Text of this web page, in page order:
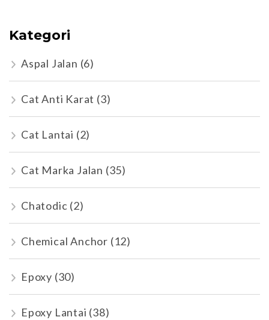
Kategori
Aspal Jalan (6)
Cat Anti Karat (3)
Cat Lantai (2)
Cat Marka Jalan (35)
Chatodic (2)
Chemical Anchor (12)
Epoxy (30)
Epoxy Lantai (38)